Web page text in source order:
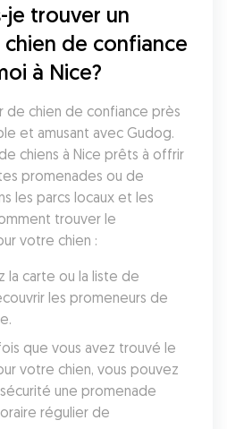
je trouver un
de confiance
à Nice?
de chien de confiance près
et amusant avec Gudog.
chiens à Nice prêts à offrir
promenades ou de
les parcs locaux et les
trouver le
votre chien :
la carte ou la liste de
les promeneurs de
que vous avez trouvé le
votre chien, vous pouvez
une promenade
régulier de